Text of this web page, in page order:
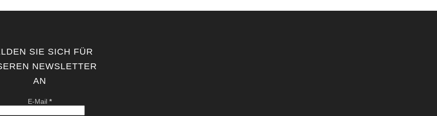
SIE SICH FÜR
NEWSLETTER
AN
E-Mail*